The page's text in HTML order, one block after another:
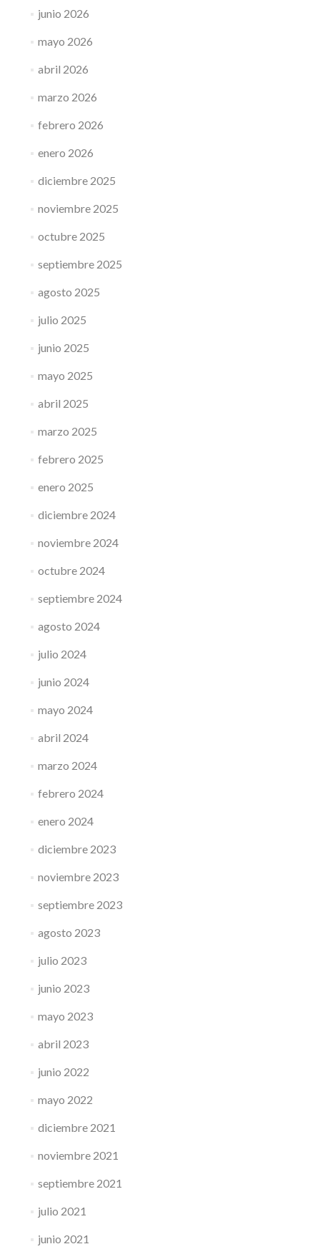
junio 2026
mayo 2026
abril 2026
marzo 2026
febrero 2026
enero 2026
diciembre 2025
noviembre 2025
octubre 2025
septiembre 2025
agosto 2025
julio 2025
junio 2025
mayo 2025
abril 2025
marzo 2025
febrero 2025
enero 2025
diciembre 2024
noviembre 2024
octubre 2024
septiembre 2024
agosto 2024
julio 2024
junio 2024
mayo 2024
abril 2024
marzo 2024
febrero 2024
enero 2024
diciembre 2023
noviembre 2023
septiembre 2023
agosto 2023
julio 2023
junio 2023
mayo 2023
abril 2023
junio 2022
mayo 2022
diciembre 2021
noviembre 2021
septiembre 2021
julio 2021
junio 2021